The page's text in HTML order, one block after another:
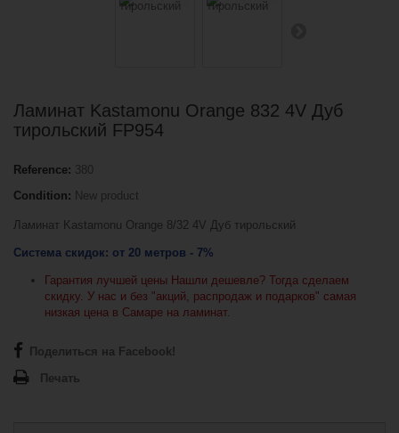
Ламинат Kastamonu Orange 832 4V Дуб
тирольский FP954
Reference: 380
Condition: New product
Ламинат Kastamonu Orange 8/32 4V Дуб тирольский
Система скидок: от 20 метров - 7%
Гарантия лучшей цены Нашли дешевле? Тогда сделаем
скидку. У нас и без "акций, распродаж и подарков" самая
низкая цена в Самаре на ламинат.
Поделиться на Facebook!
Печать